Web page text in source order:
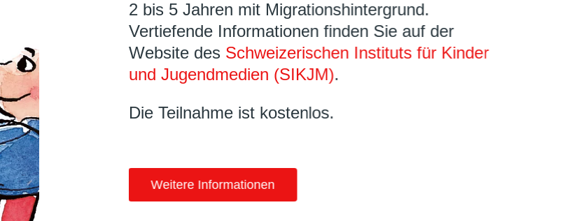
2 bis 5 Jahren mit Migrationshintergrund.
Vertiefende Informationen finden Sie auf der
Website des Schweizerischen Instituts für Kinder
und Jugendmedien (SIKJM).
Die Teilnahme ist kostenlos.
Weitere Informationen